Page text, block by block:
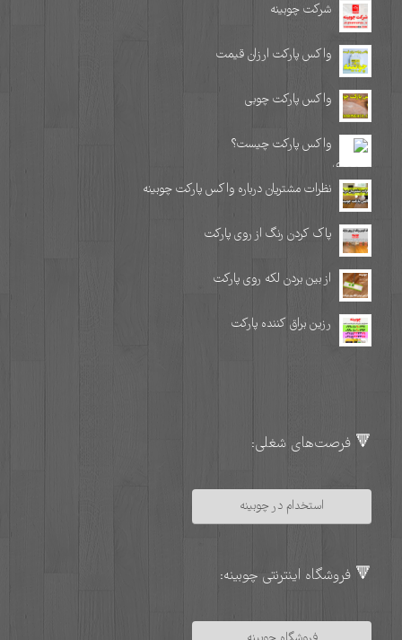
شرکت چوبینه
واکس پارکت ارزان قیمت
واکس پارکت چوبی
واکس پارکت چیست؟
نظرات مشتریان درباره واکس پارکت چوبینه
پاک کردن رنگ از روی پارکت
از بین بردن لکه روی پارکت
رزین براق کننده پارکت
🔻 فرصت‌های شغلی:
استخدام در چوبینه
🔻 فروشگاه اینترنتی چوبینه: